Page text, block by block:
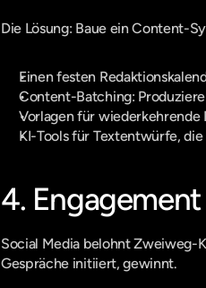
Die Lösung: Baue ein Content-
Einen festen
Content-Batching:
Vorlagen für wiederkehrende
KI-Tools für Textentwürfe,
4.
Social Media belohnt Zweiweg-
Gespräche initiiert, gewinnt.